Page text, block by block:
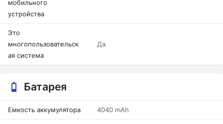
мобильного
устройства
Это
многопользовательск
ая система
Да
Батарея
Емкость аккумулятора 4040 mAh